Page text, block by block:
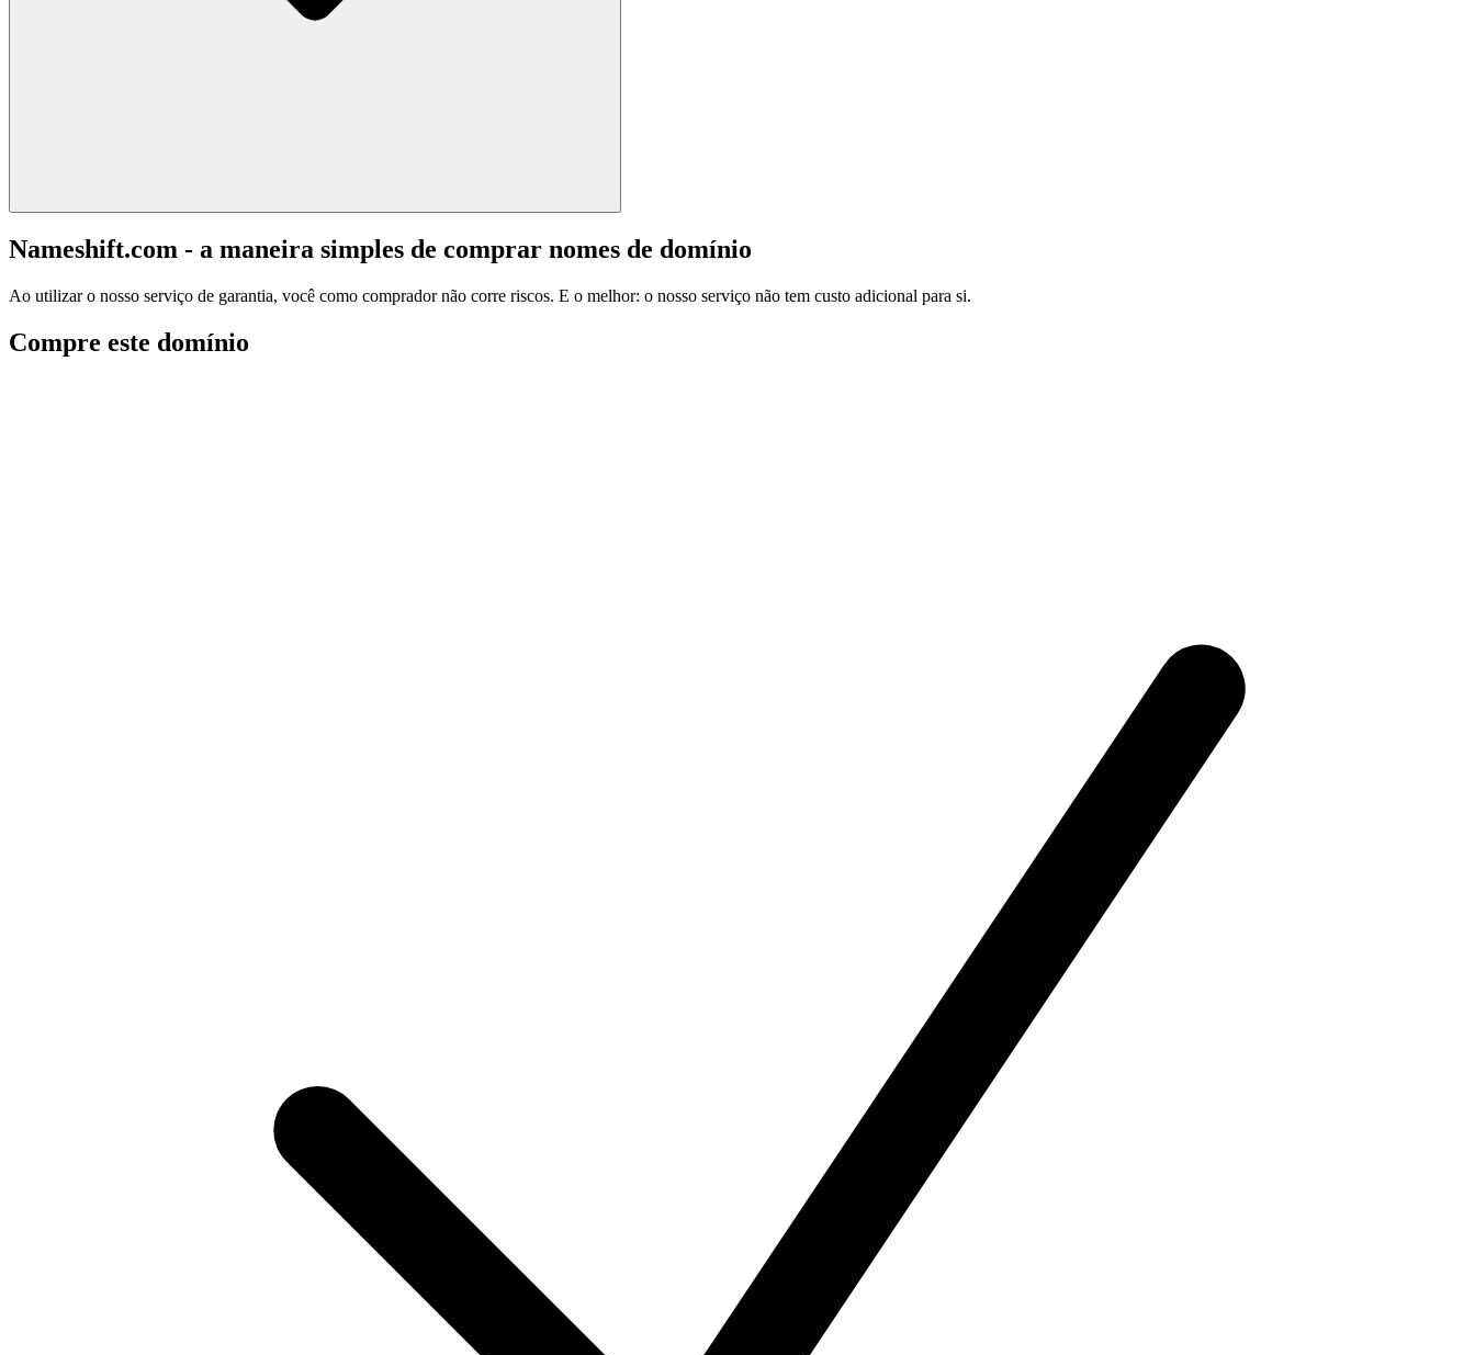
Nameshift.com - a maneira simples de comprar nomes de domínio
Ao utilizar o nosso serviço de garantia, você como comprador não corre riscos. E o melhor: o nosso serviço não tem custo adicional para si.
Compre este domínio